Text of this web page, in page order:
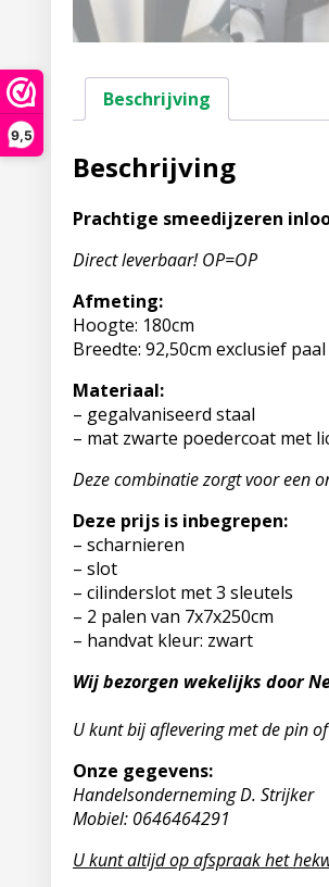
9,5
Beschrijving
Beschrijving
Prachtige smeedijzeren
Direct leverbaar! OP=OP
Afmeting:
Hoogte: 180cm
Breedte: 92,50cm exclusief
Materiaal:
– gegalvaniseerd staal
– mat zwarte poedercoat met
Deze combinatie zorgt voor een
Deze prijs is inbegrepen:
– scharnieren
– slot
– cilinderslot met 3 sleutels
– 2 palen van 7x7x250cm
– handvat kleur: zwart
Wij bezorgen wekelijks door
U kunt bij aflevering met de pin
Onze gegevens:
Handelsonderneming D. Strijker
Mobiel: 0646464291
U kunt altijd op afspraak het